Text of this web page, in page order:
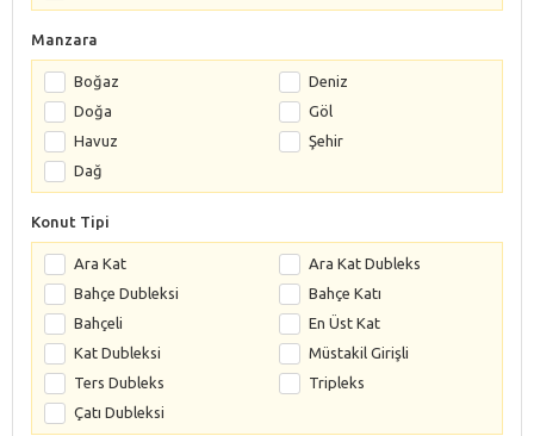
Manzara
Boğaz
Deniz
Doğa
Göl
Havuz
Şehir
Dağ
Konut Tipi
Ara Kat
Ara Kat Dubleks
Bahçe Dubleksi
Bahçe Katı
Bahçeli
En Üst Kat
Kat Dubleksi
Müstakil Girişli
Ters Dubleks
Tripleks
Çatı Dubleksi